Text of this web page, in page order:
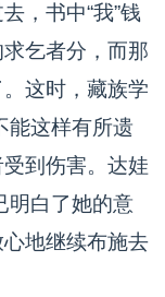
，书中“我”钱
乞者分，而那
这时，藏族学
能这样有所遗
到伤害。达娃
明白了她的意
地继续布施去